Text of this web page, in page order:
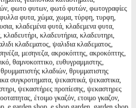
φωτο φυτων, φωτό φυτών, φωτογραφίες
φυτα, χώμα, χωμα, τύρφη, τυρφη,
κλαδεμένα φυτά, κλαδεμενα φυτα,
κλαδευτήρια, κλαδευτηρι,
κλαδεματος, ψαλιδια κλαδεματος,
μεσηνεζα, ακροκόπτης, ακροκόπτης,
θαμνοκοπτικο, ευθυγραμμιστης,
κλαδιών, θρυμματιστης
συγκροτηματα, ψεκαστικά, ψεκαστικα,
ψεκαστήρες προπίεσης, ψεκαστηρες
έτοιμο γκαζόν, ετοιμο γκαζον,